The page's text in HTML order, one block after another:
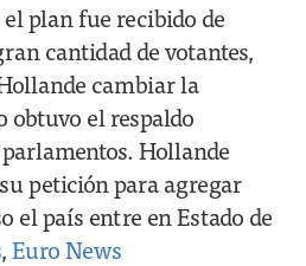
plan fue recibido de
cantidad de votantes,
cambiar la
obtuvo el respaldo
Hollande
petición para agregar
el país entre en Estado de
,Euro News